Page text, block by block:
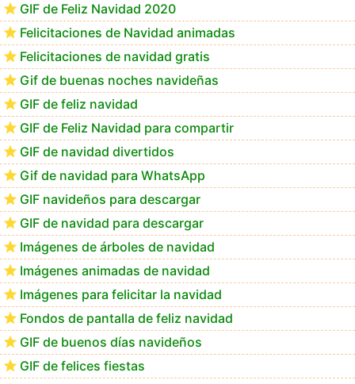
Feliz Navidad Calimera
GIF de Feliz Navidad 2020
Felicitaciones de Navidad animadas
Felicitaciones de navidad gratis
Gif de buenas noches navideñas
GIF de feliz navidad
GIF de Feliz Navidad para compartir
GIF de navidad divertidos
Gif de navidad para WhatsApp
GIF navideños para descargar
GIF de navidad para descargar
Imágenes de árboles de navidad
Imágenes animadas de navidad
Imágenes para felicitar la navidad
Fondos de pantalla de feliz navidad
GIF de buenos días navideños
GIF de felices fiestas